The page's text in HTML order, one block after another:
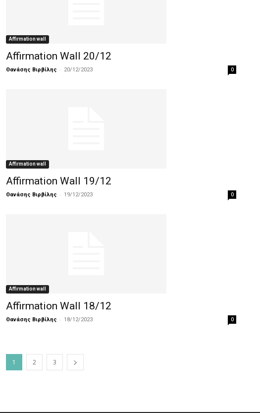
Affirmation wall
Affirmation Wall 20/12
Θανάσης Βιρβίλης - 20/12/2023 0
Affirmation wall
Affirmation Wall 19/12
Θανάσης Βιρβίλης - 19/12/2023 0
Affirmation wall
Affirmation Wall 18/12
Θανάσης Βιρβίλης - 18/12/2023 0
1 2 3